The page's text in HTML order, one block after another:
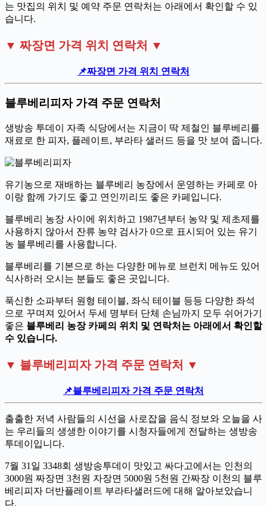
는 맛집의 위치 및 예약 주문 연락처는 아래에서 확인할 수 있
습니다.
▼ 짜장면 가격 위치 연락처 ▼
📌짜장면 가격 위치 연락처
블루베리피자 가격 주문 연락처
생방송 투데이 자족 식당에서는 지금이 딱 제철인 블루베리를
재료로 한 피자, 플레이트, 부라타 샐러드 등을 맛 보여 줍니다.
유기농으로 재배하는 블루베리 농장에서 운영하는 카페로 아
이랑 함께 가기도 좋고 연인끼리도 좋은 카페입니다.
블루베리 농장 사이에 위치하고 1987년부터 농약 및 제초제를
사용하지 않아서 잔류 농약 검사가 0으로 표시되어 있는 유기
농 블루베리를 사용합니다.
블루베리를 기본으로 하는 다양한 메뉴로 브런치 메뉴도 있어
식사하러 오시는 분들도 좋은 곳입니다.
푹신한 소파부터 원형 테이블, 좌식 테이블 등등 다양한 좌석
으로 꾸며져 있어서 두세 명부터 단체 손님까지 모두 쉬어가기
좋은 블루베리 농장 카페의 위치 및 연락처는 아래에서 확인할
수 있습니다.
▼ 블루베리피자 가격 주문 연락처 ▼
📌블루베리피자 가격 주문 연락처
출출한 저녁 사람들의 시선을 사로잡을 음식 정보와 오늘을 사
는 우리들의 생생한 이야기를 시청자들에게 전달하는 생방송
투데이입니다.
7월 31일 3348회 생방송투데이 맛있고 싸다고에서는 인천의
3000원 짜장면 3천원 자장면 5000원 5천원 간짜장 이천의 블루
베리피자 더반플레이트 부라타샐러드에 대해 알아보았습니
다.